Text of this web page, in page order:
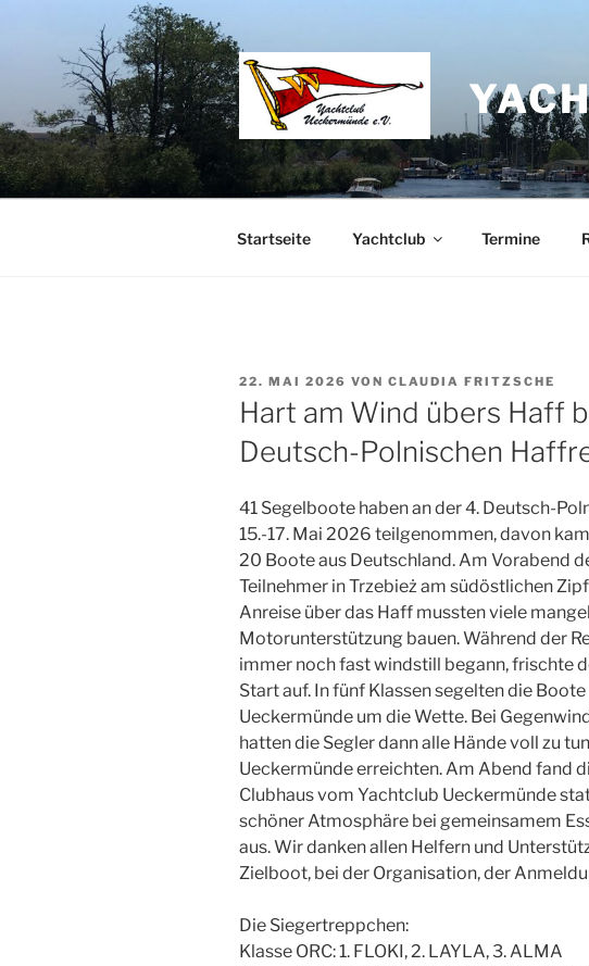
springen
Startseite Yachtclub Termine
VERÖFFENTLICHT
AM
22. MAI 2026 VON CLAUDIA FRITZSCHE
Hart am Wind übers Haff
Deutsch-Polnischen
41 Segelboote haben an der 4. Deutsch-
15.-17. Mai 2026 teilgenommen, davon
20 Boote aus Deutschland. Am Vorabend
Teilnehmer in Trzebież am südöstlichen
Anreise über das Haff mussten viele
Motorunterstützung bauen. Während der
immer noch fast windstill begann, frischte
Start auf. In fünf Klassen segelten die
Ueckermünde um die Wette. Bei
hatten die Segler dann alle Hände voll zu
Ueckermünde erreichten. Am Abend fand
Clubhaus vom Yachtclub Ueckermünde
schöner Atmosphäre bei gemeinsamem
aus. Wir danken allen Helfern und
Zielboot, bei der Organisation, der
Die Siegertreppchen:
Klasse ORC: 1. FLOKI, 2. LAYLA, 3. ALMA